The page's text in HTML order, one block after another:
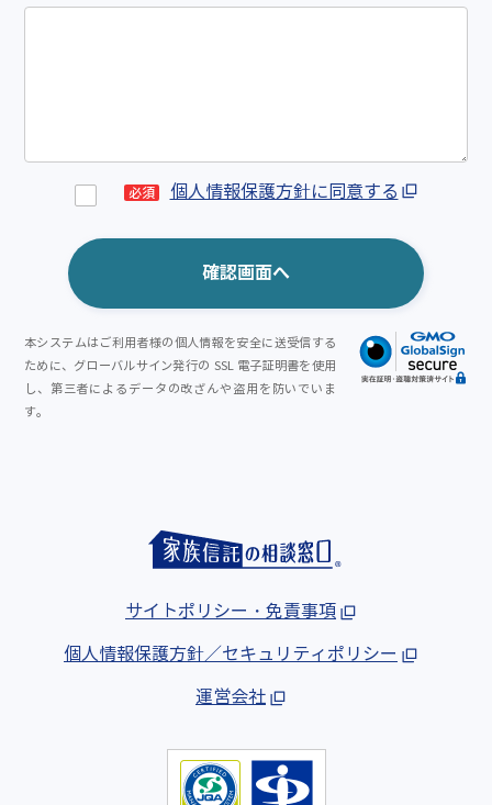
必須 個人情報保護方針に同意する
本システムはご利用者様の個人情報を安全に送受信する
ために、グローバルサイン発行の SSL 電子証明書を使用
し、第三者によるデータの改ざんや盗用を防いでいま
す。
サイトポリシー・免責事項
個人情報保護方針／セキュリティポリシー
運営会社